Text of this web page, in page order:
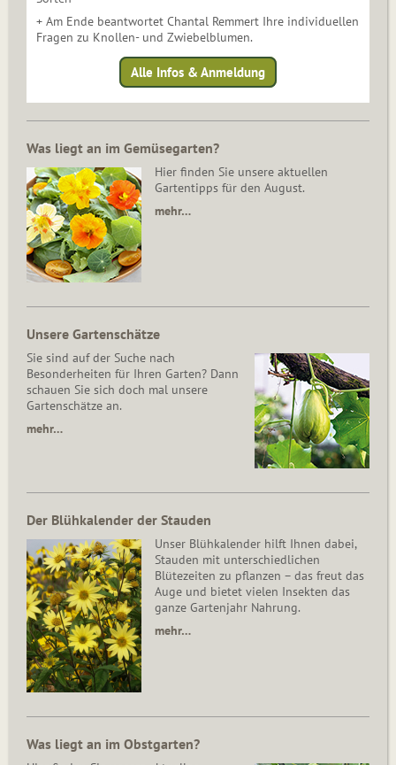
+ Am Ende beantwortet Chantal Remmert Ihre individuellen
Fragen zu Knollen- und Zwiebelblumen.
Alle Infos & Anmeldung
Was liegt an im Gemüsegarten?
Hier finden Sie unsere aktuellen
Gartentipps für den August.
mehr…
Unsere Gartenschätze
Sie sind auf der Suche nach
Besonderheiten für Ihren Garten? Dann
schauen Sie sich doch mal unsere
Gartenschätze an.
mehr…
Der Blühkalender der Stauden
Unser Blühkalender hilft Ihnen dabei,
Stauden mit unterschiedlichen
Blütezeiten zu pflanzen – das freut das
Auge und bietet vielen Insekten das
ganze Gartenjahr Nahrung.
mehr…
Was liegt an im Obstgarten?